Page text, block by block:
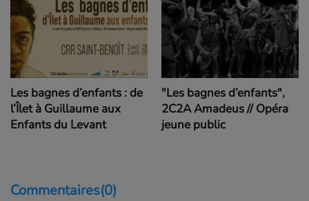
Les bagnes d’enfants : de
l’Îlet à Guillaume aux
Enfants du Levant
"Les bagnes d’enfants",
2C2A Amadeus // Opéra
jeune public
Commentaires(0)